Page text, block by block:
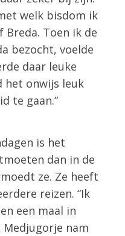
welk bisdom ik
Breda. Toen ik de
bezocht, voelde
daar leuke
het onwijs leuk
te gaan.”
is het
dan in de
ze. Ze heeft
reizen. “Ik
een maal in
Medjugorje nam